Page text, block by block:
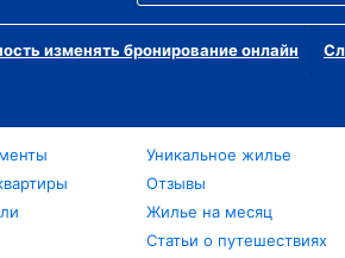
изменять бронирование онлайн
Уникальное жилье
Отзывы
Жилье на месяц
Статьи о путешествиях